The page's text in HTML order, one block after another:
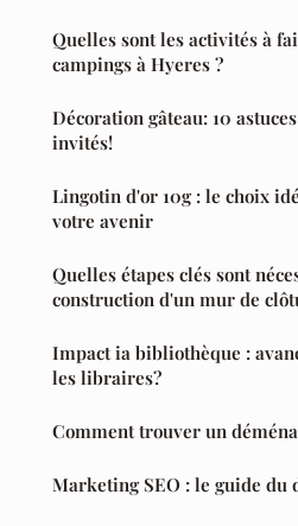
Quelles sont les activités à
campings à Hyeres ?
Décoration gâteau: 10
invités!
Lingotin d'or 10g : le choix
votre avenir
Quelles étapes clés sont
construction d'un mur de
Impact ia bibliothèque :
les libraires?
Comment trouver un
Marketing SEO : le guide du